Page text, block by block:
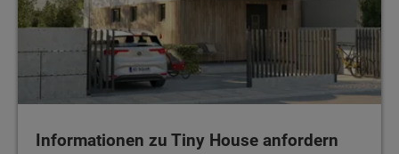
Informationen zu Tiny House anfordern